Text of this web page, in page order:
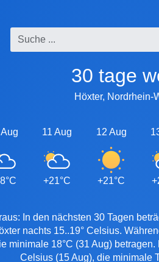
30 tage
Höxter, Nordrhein-
11 Aug
+21°C
12 Aug
+21°C
In den nächsten 30 Tagen
nachts 15..19° Celsius.
minimale 18°C (31 Aug)
Celsius (15 Aug), die minimale